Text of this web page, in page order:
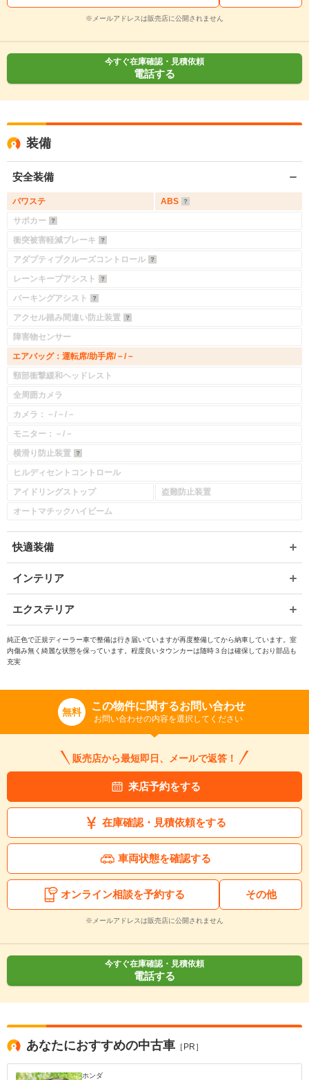
※メールアドレスは販売店に公開されません
今すぐ在庫確認・見積依頼
電話する
装備
安全装備
パワステ
ABS
サポカー
衝突被害軽減ブレーキ
アダプティブクルーズコントロール
レーンキープアシスト
パーキングアシスト
アクセル踏み間違い防止装置
障害物センサー
エアバッグ：運転席/助手席/－/－
頸部衝撃緩和ヘッドレスト
全周囲カメラ
カメラ：－/－/－
モニター：－/－
横滑り防止装置
ヒルディセントコントロール
アイドリングストップ
盗難防止装置
オートマチックハイビーム
快適装備
インテリア
エクステリア
純正色で正規ディーラー車で整備は行き届いていますが再度整備してから納車しています。室
内傷み無く綺麗な状態を保っています。程度良いタウンカーは随時３台は確保しており部品も
充実
無料 この物件に関するお問い合わせ
お問い合わせの内容を選択してください
販売店から最短即日、メールで返答！
来店予約をする
在庫確認・見積依頼をする
車両状態を確認する
オンライン相談を予約する その他
※メールアドレスは販売店に公開されません
今すぐ在庫確認・見積依頼
電話する
あなたにおすすめの中古車 ［PR］
ホンダ